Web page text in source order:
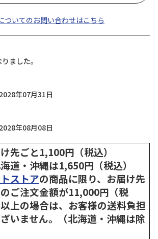
ついてのお問い合わせはこちら
ました。
年07月31日
年08月08日
先ごと1,100円（税込）
道・沖縄は1,650円（税込）
ストアの商品に限り、お届け先
ご注文金額が11,000円（税
上の場合は、お客様の送料負担
いません。（北海道・沖縄は除